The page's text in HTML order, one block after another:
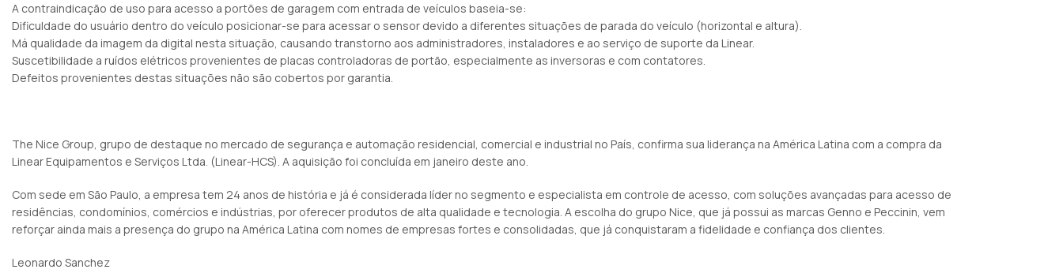
A contraindicação de uso para acesso a portões de garagem com entrada de veículos baseia-se:
Dificuldade do usuário dentro do veículo posicionar-se para acessar o sensor devido a diferentes situações de parada do veículo (horizontal e altura).
Má qualidade da imagem da digital nesta situação, causando transtorno aos administradores, instaladores e ao serviço de suporte da Linear.
Suscetibilidade a ruídos elétricos provenientes de placas controladoras de portão, especialmente as inversoras e com contatores.
Defeitos provenientes destas situações não são cobertos por garantia.
The Nice Group, grupo de destaque no mercado de segurança e automação residencial, comercial e industrial no País, confirma sua liderança na América Latina com a compra da
Linear Equipamentos e Serviços Ltda. (Linear-HCS). A aquisição foi concluída em janeiro deste ano.
Com sede em São Paulo, a empresa tem 24 anos de história e já é considerada líder no segmento e especialista em controle de acesso, com soluções avançadas para acesso de
residências, condomínios, comércios e indústrias, por oferecer produtos de alta qualidade e tecnologia. A escolha do grupo Nice, que já possui as marcas Genno e Peccinin, vem
reforçar ainda mais a presença do grupo na América Latina com nomes de empresas fortes e consolidadas, que já conquistaram a fidelidade e confiança dos clientes.
Leonardo Sanchez